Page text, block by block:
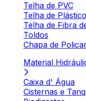
Telha de PVC
Telha de Plástico
Telha de Fibra
Toldos
Chapa de
Material
Caixa d' Água
Cisternas e